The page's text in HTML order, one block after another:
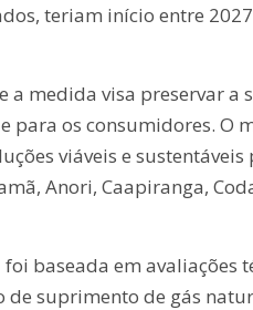
teriam início entre
a medida visa preservar a
os consumidores. O
viáveis e
Anori, Caapiranga,
baseada em avaliações
de suprimento de gás